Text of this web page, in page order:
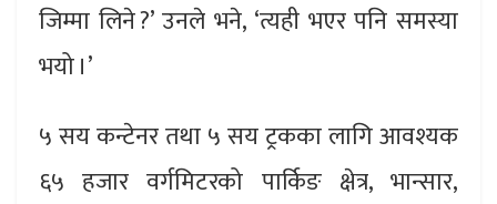
जिम्मा लिने ?’ उनले भने, ‘त्यही भएर पनि समस्या
भयो ।’
५ सय कन्टेनर तथा ५ सय ट्रकका लागि आवश्यक
६५ हजार वर्गमिटरको पार्किङ क्षेत्र, भान्सार,